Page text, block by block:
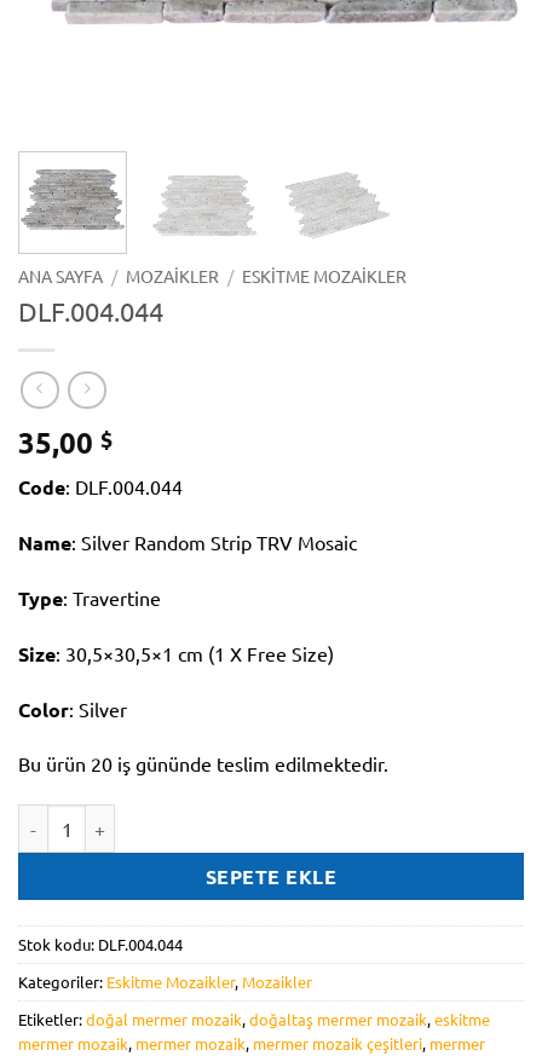
ANA SAYFA / MOZAIKLER / ESKITME MOZAIKLER
DLF.004.044
35,00 $
Code: DLF.004.044
Name: Silver Random Strip TRV Mosaic
Type: Travertine
Size: 30,5×30,5×1 cm (1 X Free Size)
Color: Silver
Bu ürün 20 iş gününde teslim edilmektedir.
SEPETE EKLE
Stok kodu: DLF.004.044
Kategoriler: Eskitme Mozaikler, Mozaikler
Etiketler:doğal mermer mozaik,doğaltaş mermer mozaik,eskitme
mermer mozaik, mermer mozaik, mermer mozaik çeşitleri, mermer